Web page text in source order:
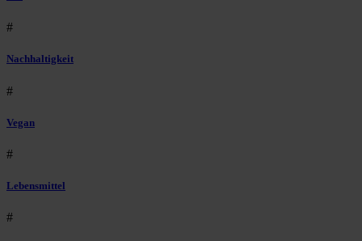
#
Nachhaltigkeit
#
Vegan
#
Lebensmittel
#